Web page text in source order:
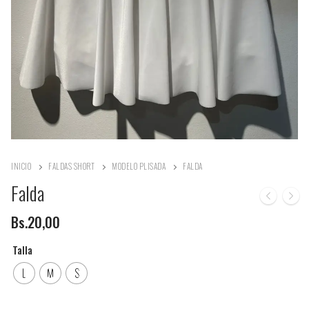
INICIO FALDAS SHORT MODELO PLISADA FALDA
Falda
Bs.20,00
Talla
L M S